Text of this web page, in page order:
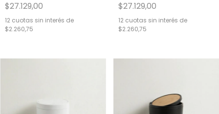
$27.129,00
12 cuotas sin interés de
$2.260,75
$27.129,00
12 cuotas sin interés de
$2.260,75